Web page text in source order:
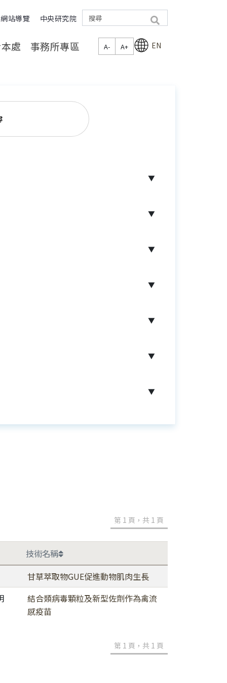
網站導覽 中央研究院 search
處 事務所專區 A- A+ EN
▼
▼
▼
▼
▼
▼
▼
第 1 頁，共 1 頁
技術名稱
甘草萃取物GUE促進動物肌肉生長
結合類病毒顆粒及新型佐劑作為禽流
感疫苗
第 1 頁，共 1 頁